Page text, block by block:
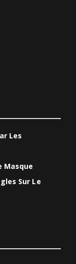
Les
Masque
Sur Le